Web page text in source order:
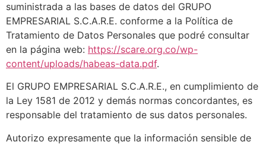
suministrada a las bases de datos del GRUPO
EMPRESARIAL S.C.A.R.E. conforme a la Política de
Tratamiento de Datos Personales que podré consultar
en la página web: https://scare.org.co/wp-
content/uploads/habeas-data.pdf.
El GRUPO EMPRESARIAL S.C.A.R.E., en cumplimiento de
la Ley 1581 de 2012 y demás normas concordantes, es
responsable del tratamiento de sus datos personales.
Autorizo expresamente que la información sensible de